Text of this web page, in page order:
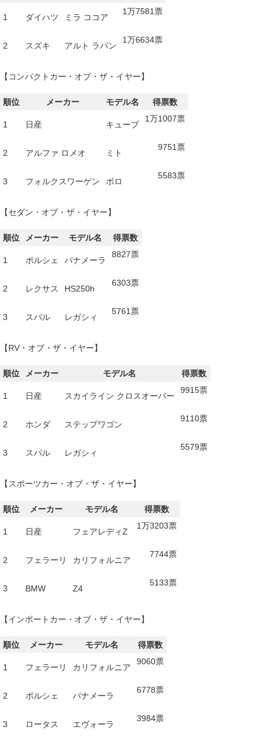
1 ダイハツ ミラ ココア
1万7581票
2 スズキ アルト ラパン
1万6634票
【コンパクトカー・オブ・ザ・イヤー】
順位 メーカー モデル名 得票数
1 日産 キューブ
1万1007票
2 アルファ ロメオ ミト
9751票
3 フォルクスワーゲン ポロ
5583票
【セダン・オブ・ザ・イヤー】
順位 メーカー モデル名 得票数
1 ポルシェ パナメーラ
8827票
2 レクサス HS250h
6303票
3 スバル レガシィ
5761票
【RV・オブ・ザ・イヤー】
順位 メーカー モデル名 得票数
1 日産 スカイライン クロスオーバー
9915票
2 ホンダ ステップワゴン
9110票
3 スバル レガシィ
5579票
【スポーツカー・オブ・ザ・イヤー】
順位 メーカー モデル名 得票数
1 日産 フェアレディZ
1万3203票
2 フェラーリ カリフォルニア
7744票
3 BMW Z4
5133票
【インポートカー・オブ・ザ・イヤー】
順位 メーカー モデル名 得票数
1 フェラーリ カリフォルニア
9060票
2 ポルシェ パナメーラ
6778票
3 ロータス エヴォーラ
3984票